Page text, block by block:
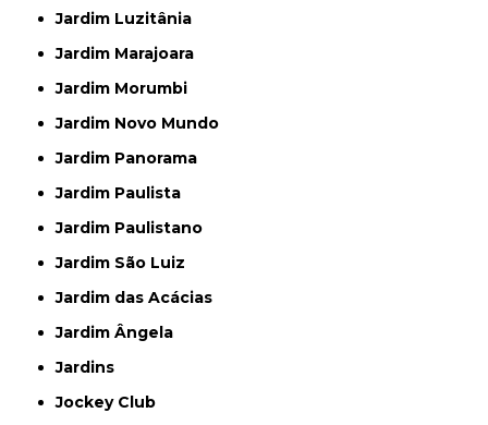
Jardim Luzitânia
Jardim Marajoara
Jardim Morumbi
Jardim Novo Mundo
Jardim Panorama
Jardim Paulista
Jardim Paulistano
Jardim São Luiz
Jardim das Acácias
Jardim Ângela
Jardins
Jockey Club